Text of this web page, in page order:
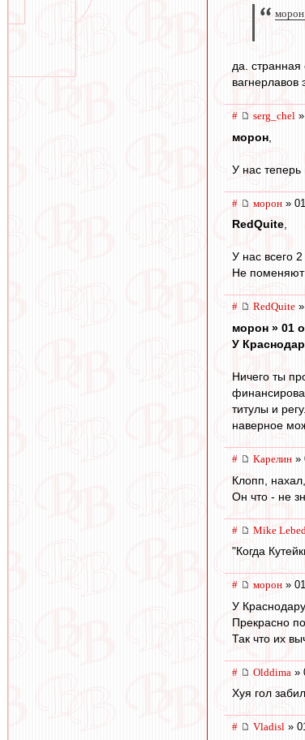
морон
да.
# serg_chel
морон
У нас теперь
# морон »
RedQuite,
У нас всего
Не поменяют
# RedQuite
морон » 01
У
Ничего ты
титулы и
наверное
# Карелин »
Клопп,
Он что - не
# Mike
"Когда
# морон »
У
Прекрасно
Так что их
# Olddima »
Хуя гол
# Vladisl »